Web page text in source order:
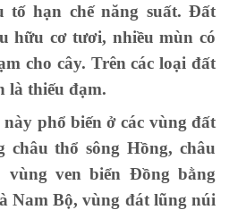
tố hạn chế năng suất. Đất
hữu cơ tươi, nhiều mùn có
cho cây. Trên các loại đất
là thiếu đạm.
phổ biến ở các vùng đất
thổ sông Hồng, châu
vùng ven biển Đồng bằng
Nam Bộ, vùng đát lũng núi